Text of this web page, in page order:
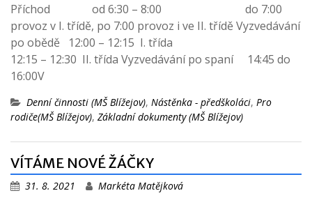
Příchod od 6:30 – 8:00 do 7:00
provoz v I. třídě, po 7:00 provoz i ve II. třídě Vyzvedávání
po obědě 12:00 – 12:15 I. třída
12:15 – 12:30 II. třída Vyzvedávání po spaní 14:45 do
16:00V
Denní činnosti (MŠ Blížejov), Nástěnka - předškoláci, Pro
rodiče(MŠ Blížejov), Základní dokumenty (MŠ Blížejov)
VÍTÁME NOVÉ ŽÁČKY
31. 8. 2021 Markéta Matějková